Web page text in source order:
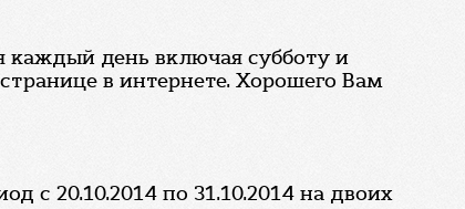
каждый день включая субботу и
в интернете. Хорошего Вам
с 20.10.2014 по 31.10.2014 на двоих